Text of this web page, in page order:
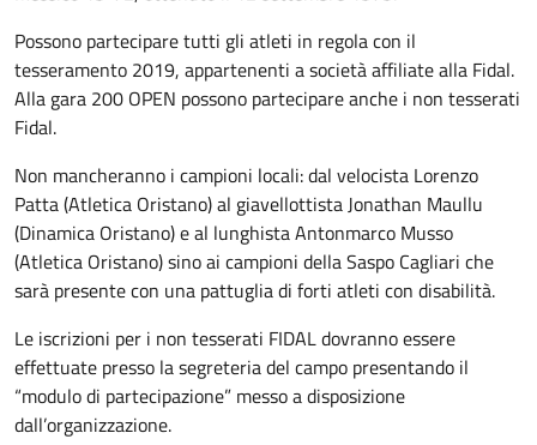
Possono partecipare tutti gli atleti in regola con il
tesseramento 2019, appartenenti a società affiliate alla Fidal.
Alla gara 200 OPEN possono partecipare anche i non tesserati
Fidal.
Non mancheranno i campioni locali: dal velocista Lorenzo
Patta (Atletica Oristano) al giavellottista Jonathan Maullu
(Dinamica Oristano) e al lunghista Antonmarco Musso
(Atletica Oristano) sino ai campioni della Saspo Cagliari che
sarà presente con una pattuglia di forti atleti con disabilità.
Le iscrizioni per i non tesserati FIDAL dovranno essere
effettuate presso la segreteria del campo presentando il
“modulo di partecipazione” messo a disposizione
dall’organizzazione.